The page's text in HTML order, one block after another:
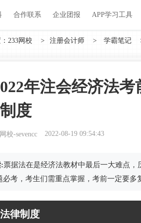
直播 书店 资料 关于我们 帮助中心
合作联系 企业团报 APP学习工具
233网校 > 注册会计师 > 学霸笔记
年注会经济法
度
校-sevencc 2022-08-19 09:54:43
票据法在是经济法教材中最后一大难点，
必考，考生们需重点掌握，考前一定要多
律制度